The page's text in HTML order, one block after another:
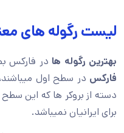
لیست رگوله های
بهترین رگوله ها در فارکس
فارکس در سطح اول
دسته از بروکر ها که این سطح
برای ایرانیان نمیباشد.